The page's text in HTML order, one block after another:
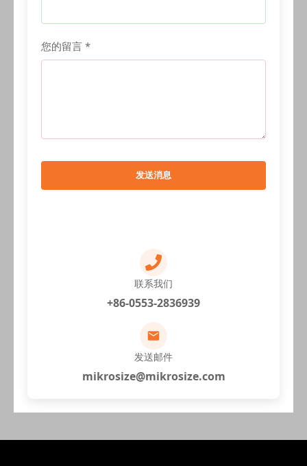
您的留言 *
发送消息
联系我们
+86-0553-2836939
发送邮件
mikrosize@mikrosize.com